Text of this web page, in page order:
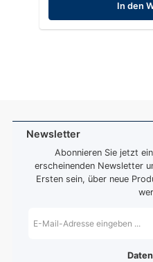
In den
Newsletter
Abonnieren Sie jetzt
erscheinenden Newsletter
Ersten sein, über neue
Mail-